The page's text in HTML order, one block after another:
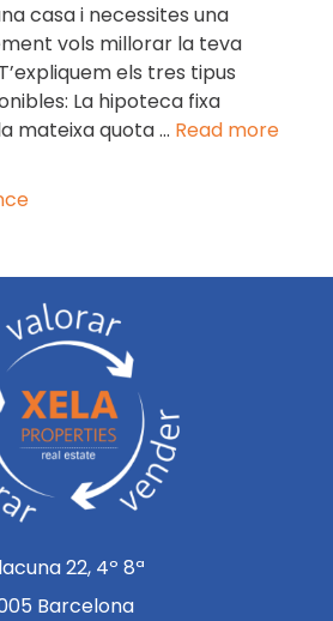
casa i necessites una
vols millorar la teva
els tres tipus
La hipoteca fixa
mateixa quota … Read more
22, 4º 8ª
Barcelona